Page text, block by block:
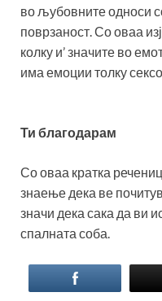
во љубовните односи
поврзаност. Со оваа
колку и’ значите во
има емоции толку
Ти благодарам
Со оваа кратка
знаење дека ве
значи дека сака да ви
спалната соба.